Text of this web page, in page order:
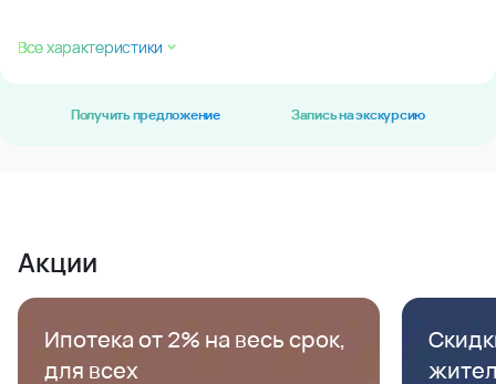
Все характеристики
Получить предложение Запись на экскурсию
Акции
Ипотека от 2% на весь срок,
для всех